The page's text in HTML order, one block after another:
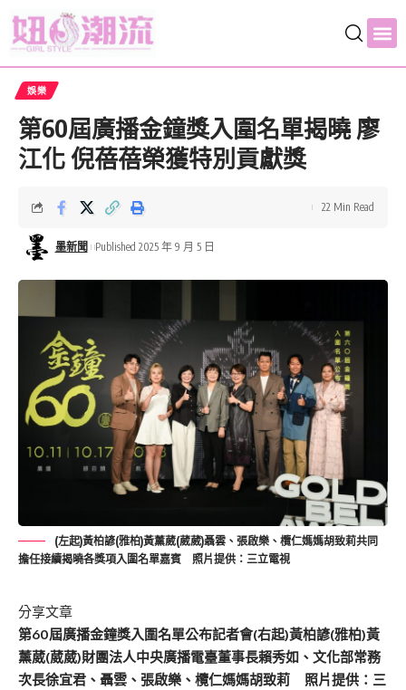
娛樂
第60屆廣播金鐘獎入圍名單揭曉 廖
江化 倪蓓蓓榮獲特別貢獻獎
墨新聞 Published 2025 年 9 月 5 日
22 Min Read
(左起)黃柏諺(雅柏)黃薰葳(葳葳)聶雲、張啟樂、欖仁媽媽胡致莉共同
擔任接續揭曉各獎項入圍名單嘉賓 照片提供：三立電視
分享文章
第60屆廣播金鐘獎入圍名單公布記者會(右起)黃柏諺(雅柏)黃
薰葳(葳葳)財團法人中央廣播電臺董事長賴秀如、文化部常務
次長徐宜君、聶雲、張啟樂、欖仁媽媽胡致莉 照片提供：三